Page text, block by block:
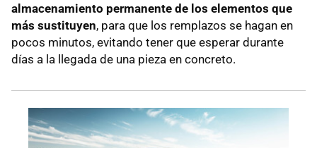
almacenamiento permanente de los elementos que
más sustituyen, para que los remplazos se hagan en
pocos minutos, evitando tener que esperar durante
días a la llegada de una pieza en concreto.